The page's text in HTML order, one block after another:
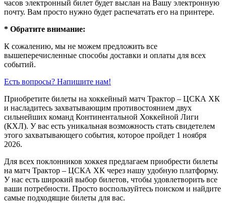
часов электронный билет будет выслан на Вашу электронную
почту. Вам просто нужно будет распечатать его на принтере.
* Обратите внимание:
К сожалению, мы не можем предложить все
вышеперечисленные способы доставки и оплаты для всех
событий.
Есть вопросы? Напишите нам!
Приобретите билеты на хоккейный матч Трактор – ЦСКА ХК
и насладитесь захватывающим противостоянием двух
сильнейших команд Континентальной Хоккейной Лиги
(КХЛ). У вас есть уникальная возможность стать свидетелем
этого захватывающего события, которое пройдет 1 ноября
2026.
Для всех поклонников хоккея предлагаем приобрести билеты
на матч Трактор – ЦСКА ХК через нашу удобную платформу.
У нас есть широкий выбор билетов, чтобы удовлетворить все
ваши потребности. Просто воспользуйтесь поиском и найдите
самые подходящие билеты для вас.